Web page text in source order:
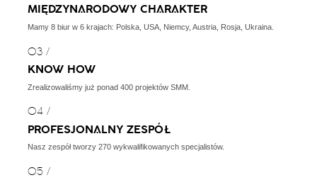
MIĘDZYNARODOWY CHARAKTER
Mamy 8 biur w 6 krajach: Polska, USA, Niemcy, Austria, Rosja, Ukraina.
03 /
KNOW HOW
Zrealizowaliśmy już ponad 400 projektów SMM.
04 /
PROFESJONALNY ZESPÓŁ
Nasz zespół tworzy 270 wykwalifikowanych specjalistów.
05 /